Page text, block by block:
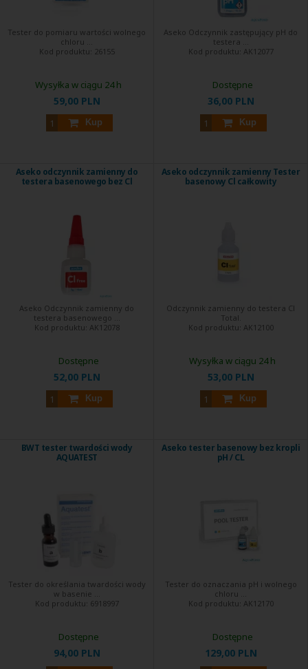
Tester do pomiaru wartości wolnego
chloru ...
Kod produktu: 26155
59,00 PLN
Kup
Wysyłka w ciągu 24 h
Aseko Odczynnik zastępujący pH do
testera ...
Kod produktu: AK12077
36,00 PLN
Kup
Dostępne
Aseko odczynnik zamienny do
testera basenowego bez Cl
Aseko Odczynnik zamienny do
testera basenowego ...
Kod produktu: AK12078
52,00 PLN
Kup
Dostępne
Aseko odczynnik zamienny Tester
basenowy Cl całkowity
Odczynnik zamienny do testera Cl
Total.
Kod produktu: AK12100
53,00 PLN
Kup
Wysyłka w ciągu 24 h
BWT tester twardości wody
AQUATEST
Tester do określania twardości wody
w basenie ...
Kod produktu: 6918997
94,00 PLN
Dostępne
Aseko tester basenowy bez kropli
pH / CL
Tester do oznaczania pH i wolnego
chloru ...
Kod produktu: AK12170
129,00 PLN
Dostępne